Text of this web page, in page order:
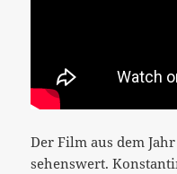
Der Film aus dem
sehenswert.